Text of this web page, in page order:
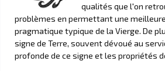
qualités que l'on
problèmes en permettant une
pragmatique typique de la Vierge. De
signe de Terre, souvent dévoué au
profonde de ce signe et les propriétés